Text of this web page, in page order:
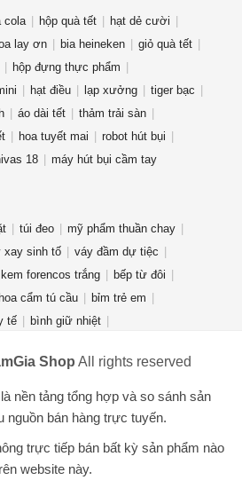
cola hộp quà tết
hạt dẻ cười
lay ơn bia heineken
giỏ quà tết
hộp đựng thực phẩm
hạt điều lạp xưởng
tiger bạc
áo dài tết
thảm trải sàn
hoa tuyết mai
robot hút bụi
18 máy hút bụi cầm tay
túi đeo
mỹ phẩm thuần chay
xay sinh tố
váy đầm dự tiệc
kem forencos trắng
bếp từ đôi
cẩm tú cầu
bỉm trẻ em
tế
bình giữ nhiệt
máy lọc không khí
quạt điều hòa
laser lò vi sóng
fujifilm
hải cẩu áo hoodie unisex
Shop All rights reserved
nền tảng tổng hợp và so sánh sản
nguồn bán hàng trực tuyến.
trực tiếp bán bất kỳ sản phẩm nào
website này.